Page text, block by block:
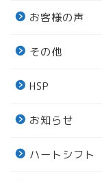
お客様の声
その他
HSP
お知らせ
ハートシフト